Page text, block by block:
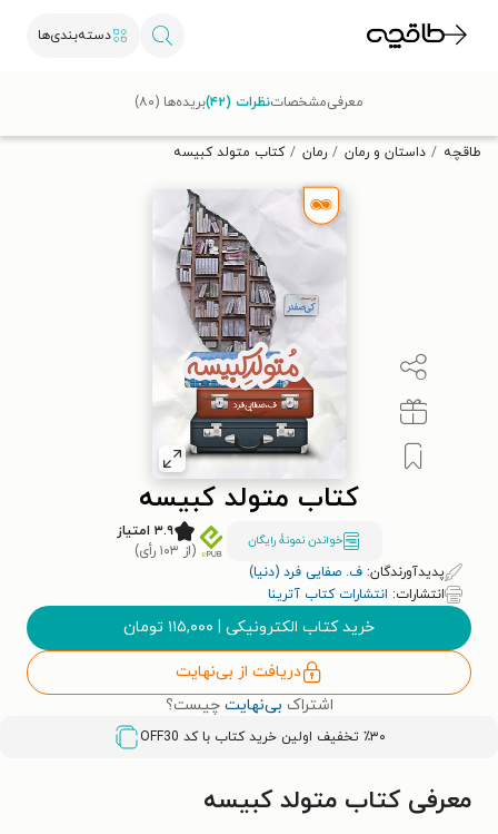
دسته‌بندی‌ها
تخفیف از طاقچه دریافت کن.
طاقچه داستان و رمان رمان کتاب متولد کبیسه
کتاب متولد کبیسه
خواندن نمونۀ رایگان
۳.۹ امتیاز
(از ۱۰۳ رأی)
پدیدآورندگان: ف. صفایی فرد (دنیا)
انتشارات: انتشارات کتاب آترینا
خرید کتاب الکترونیکی | ۱۱۵,۰۰۰ تومان
دریافت از بی‌نهایت
اشتراک بی‌نهایت چیست؟
٪۳۰ تخفیف اولین خرید کتاب با کد OFF30
معرفیمشخصاتنظرات (۴۲) بریده‌ها (۸۰)
معرفی کتاب متولد کبیسه